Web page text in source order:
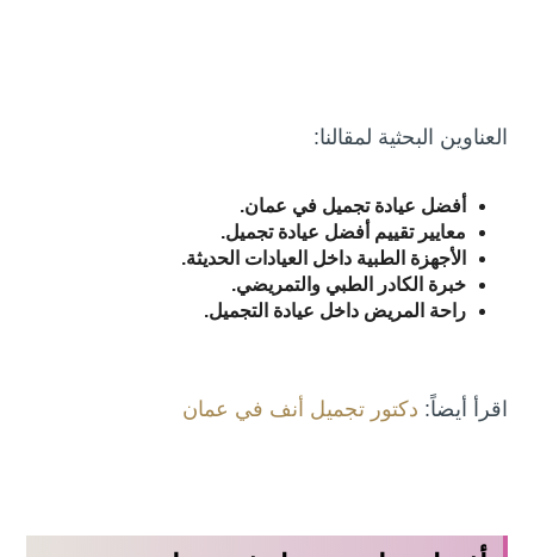
العناوين البحثية لمقالنا:
أفضل عيادة تجميل في عمان.
معايير تقييم أفضل عيادة تجميل.
الأجهزة الطبية داخل العيادات الحديثة.
خبرة الكادر الطبي والتمريضي.
راحة المريض داخل عيادة التجميل.
اقرأ أيضاً: دكتور تجميل أنف في عمان